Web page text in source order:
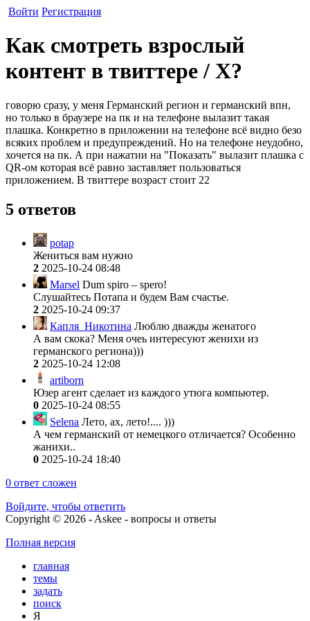
Войти Регистрация
Как смотреть взрослый
контент в твиттере / X?
говорю сразу, у меня Германский регион и германский впн,
но только в браузере на пк и на телефоне вылазит такая
плашка. Конкретно в приложении на телефоне всё видно безо
всяких проблем и предупреждений. Но на телефоне неудобно,
хочется на пк. А при нажатии на "Показать" вылазит плашка с
QR-ом которая всё равно заставляет пользоваться
приложением. В твиттере возраст стоит 22
5 ответов
potap
Жениться вам нужно
2 2025-10-24 08:48
Marsel Dum spiro – spero!
Слушайтесь Потапа и будем Вам счастье.
2 2025-10-24 09:37
Капля_Никотина Люблю дважды женатого
А вам скока? Меня очеь интересуют женихи из
германского региона)))
2 2025-10-24 12:08
artiborn
Юзер агент сделает из каждого утюга компьютер.
0 2025-10-24 08:55
Selena Лето, ах, лето!.... )))
А чем германский от немецкого отличается? Особенно
жанихи..
0 2025-10-24 18:40
0 ответ сложен
Войдите, чтобы ответить
Copyright © 2026 - Askee - вопросы и ответы
Полная версия
главная
темы
задать
поиск
Я